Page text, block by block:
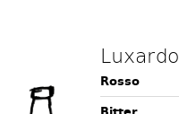
Luxardo
Rosso